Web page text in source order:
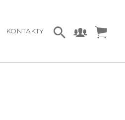
KONTAKTY